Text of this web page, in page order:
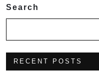
Search
RECENT POSTS